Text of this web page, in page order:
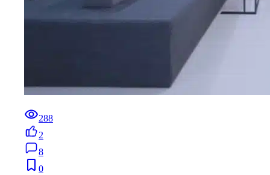
288
2
8
0